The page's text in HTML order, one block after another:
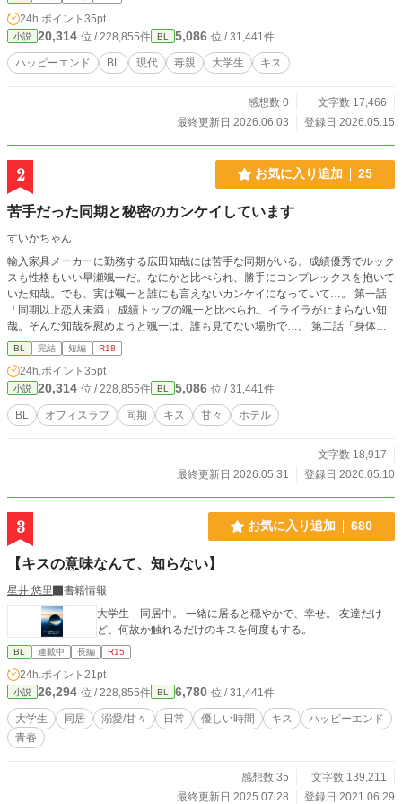
24h.ポイント 35pt
小説 20,314 位 / 228,855件 BL 5,086 位 / 31,441件
ハッピーエンド BL 現代 毒親 大学生 キス
感想数 0
文字数 17,466
最終更新日 2026.06.03
登録日 2026.05.15
2 お気に入り追加 25
苦手だった同期と秘密のカンケイしています
すいかちゃん
輸入家具メーカーに勤務する広田知哉には苦手な同期がいる。成績優秀でルック
スも性格もいい早瀬颯一だ。なにかと比べられ、勝手にコンプレックスを抱いて
いた知哉。でも、実は颯一と誰にも言えないカンケイになっていて…。 第一話
「同期以上恋人未満」 成績トップの颯一と比べられ、イライラが止まらない知
哉。そんな知哉を慰めようと颯一は、誰も見てない場所で…。 第二話「身体で
知る感情」 相変わらず契約がうまくいかず落ち込む知哉。そんなある日。前島
賢という男と知り合う。和食レストランのオーナーだという前島と意気投合する
知哉。レストランのインテリアを任せたいという前島に浮かれる知哉。だが、颯
一はその話を危ぶみ止める。その言葉に苛立った知哉は、一人で前島が待つレス
トランへ向かった。が、そこで前島から言われたのは「契約の代わりに抱かせ
ろ」という信じられない言葉で…。 第三話「君を好きになって良かった」 颯一
BL 完結 短編 R18
24h.ポイント 35pt
小説 20,314 位 / 228,855件 BL 5,086 位 / 31,441件
BL オフィスラブ 同期 キス 甘々 ホテル
文字数 18,917
最終更新日 2026.05.31
登録日 2026.05.10
3 お気に入り追加 680
【キスの意味なんて、知らない】
星井 悠里
書籍情報
大学生 同居中。 一緒に居ると穏やかで、幸せ。 友達だけ
ど、何故か触れるだけのキスを何度もする。
BL 連載中 長編 R15
24h.ポイント 21pt
小説 26,294 位 / 228,855件 BL 6,780 位 / 31,441件
大学生 同居 溺愛/甘々 日常 優しい時間 キス
ハッピーエンド
青春
感想数 35
文字数 139,211
最終更新日 2025.07.28
登録日 2021.06.29